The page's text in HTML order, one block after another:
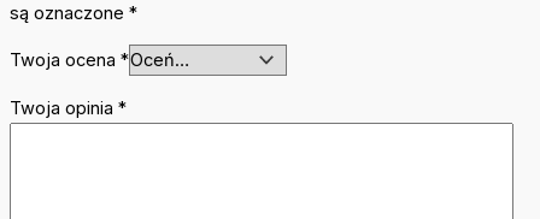
są oznaczone *
Twoja ocena *
Twoja opinia *